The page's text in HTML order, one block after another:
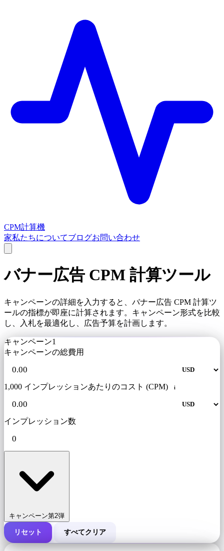
CPM計算機
家私たちについてブログお問い合わせ
バナー広告 CPM 計算ツール
キャンペーンの詳細を入力すると、バナー広告 CPM 計算ツ
ールの指標が即座に計算されます。キャンペーン形式を比較
し、入札を最適化し、広告予算を計画します。
キャンペーン1
キャンペーンの総費用
1,000 インプレッションあたりのコスト (CPM) i
インプレッション数
キャンペーン第2弾
キャンペーンの総費用
リセット すべてクリア